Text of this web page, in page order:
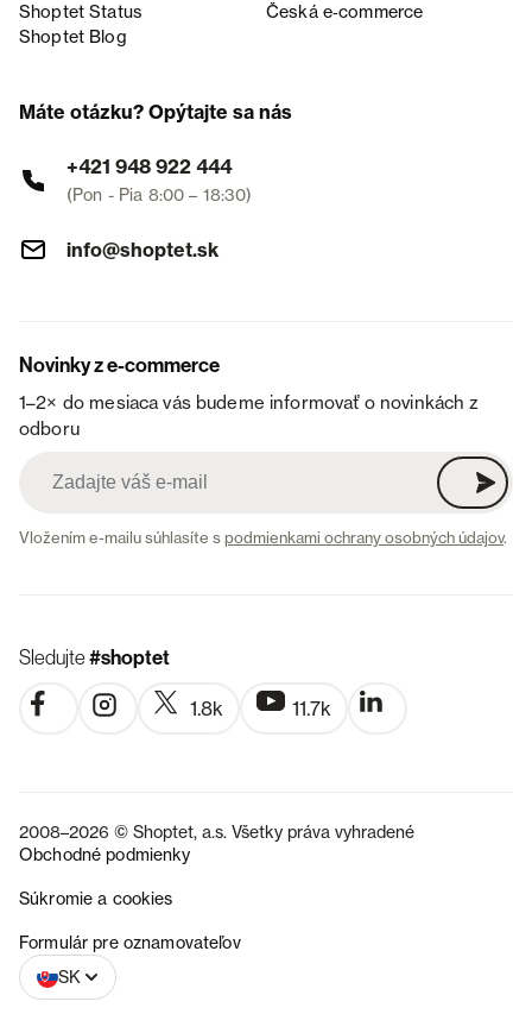
Shoptet Status
Česká e‑commerce
Shoptet Blog
Máte otázku? Opýtajte sa nás
+421 948 922 444
(Pon - Pia 8:00 – 18:30)
info@shoptet.sk
Novinky z e-commerce
1–2× do mesiaca vás budeme informovať o novinkách z
odboru
Vložením e-mailu súhlasíte spodmienkami ochrany osobných údajov.
Sledujte#shoptet
1.8k 11.7k
2008–2026 © Shoptet, a.s. Všetky práva vyhradené
Obchodné podmienky
Súkromie a cookies
Formulár pre oznamovateľov
SK